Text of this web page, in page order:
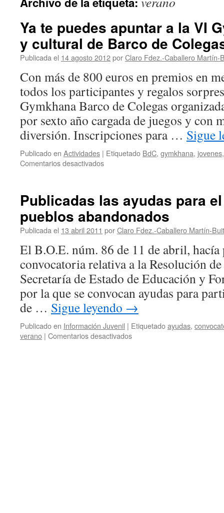
Ya te puedes apuntar a la VI
y cultural de Barco de
Publicada el 14 agosto 2012porClaro Fdez.-Caballero Martín-
Con más de 800 euros en premios en
todos los participantes y regalos
Gymkhana Barco de Colegas
por sexto año cargada de juegos y con
diversión. Inscripciones para … Sigue
Publicado en Actividades | Etiquetado BdC, gymkhana, jovenes
Comentarios desactivadosen
apuntar
a
la
VI
juvenil
y
cultural
de
Barco
Colegas
Publicadas las ayudas para
pueblos abandonados
Publicada el 13 abril 2011 porClaro Fdez.-Caballero Martín-
El B.O.E. núm. 86 de 11 de abril,
convocatoria relativa a la Resolución
Secretaría de Estado de Educación y
por la que se convocan ayudas para
de … Sigue leyendo →
Publicado en Información Juvenil | Etiquetadoayudas,
verano | Comentarios desactivadosen